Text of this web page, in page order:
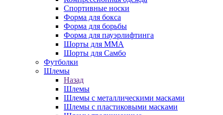
Спортивные носки
Форма для бокса
Форма для борьбы
Форма для пауэрлифтинга
Шорты для ММА
Шорты для Самбо
Футболки
Шлемы
Назад
Шлемы
Шлемы с металлическими масками
Шлемы с пластиковыми масками